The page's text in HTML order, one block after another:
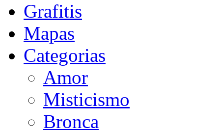
Grafitis
Mapas
Categorias
Amor
Misticismo
Bronca